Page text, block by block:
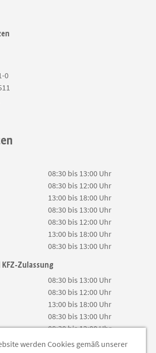
0
08:30 bis 13:00 Uhr
08:30 bis 12:00 Uhr
13:00 bis 18:00 Uhr
08:30 bis 13:00 Uhr
08:30 bis 12:00 Uhr
13:00 bis 18:00 Uhr
08:30 bis 13:00 Uhr
Zulassung
08:30 bis 13:00 Uhr
08:30 bis 12:00 Uhr
13:00 bis 18:00 Uhr
08:30 bis 13:00 Uhr
08:30 bis 12:00 Uhr
13:00 bis 18:00 Uhr
werden Cookies gemäß unserer